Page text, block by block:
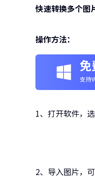
快速转换多个图
操作方法：
免
支持
1、打开软件，
2、导入图片，